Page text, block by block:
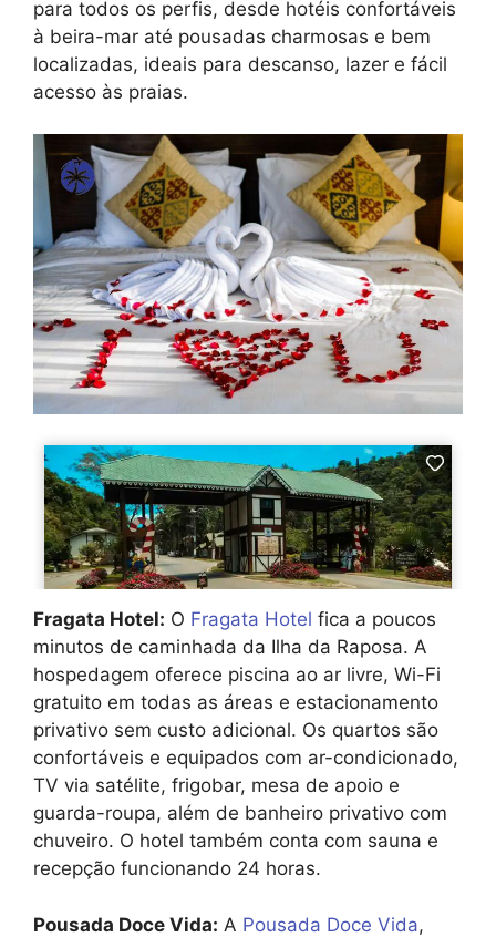
para todos os perfis, desde hotéis confortáveis
à beira-mar até pousadas charmosas e bem
localizadas, ideais para descanso, lazer e fácil
acesso às praias.
Fragata Hotel: O Fragata Hotel fica a poucos
minutos de caminhada da Ilha da Raposa. A
hospedagem oferece piscina ao ar livre, Wi-Fi
gratuito em todas as áreas e estacionamento
privativo sem custo adicional. Os quartos são
confortáveis e equipados com ar-condicionado,
TV via satélite, frigobar, mesa de apoio e
guarda-roupa, além de banheiro privativo com
chuveiro. O hotel também conta com sauna e
recepção funcionando 24 horas.
Pousada Doce Vida: A Pousada Doce Vida,